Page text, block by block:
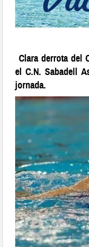
Clara derrota del
el C.N. Sabadell
jornada.